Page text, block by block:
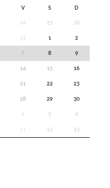
V S D
24 25 26
31 1 2
7 8 9
14 15 16
21 22 23
28 29 30
4 5 6
11 12 13